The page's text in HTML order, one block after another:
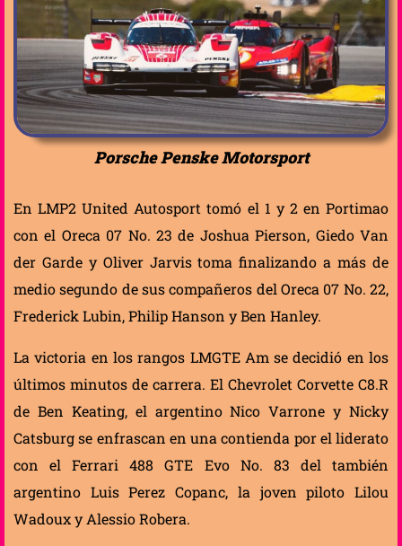
Porsche Penske Motorsport
En LMP2 United Autosport tomó el 1 y 2 en Portimao
con el Oreca 07 No. 23 de Joshua Pierson, Giedo Van
der Garde y Oliver Jarvis toma finalizando a más de
medio segundo de sus compañeros del Oreca 07 No. 22,
Frederick Lubin, Philip Hanson y Ben Hanley.
La victoria en los rangos LMGTE Am se decidió en los
últimos minutos de carrera. El Chevrolet Corvette C8.R
de Ben Keating, el argentino Nico Varrone y Nicky
Catsburg se enfrascan en una contienda por el liderato
con el Ferrari 488 GTE Evo No. 83 del también
argentino Luis Perez Copanc, la joven piloto Lilou
Wadoux y Alessio Robera.